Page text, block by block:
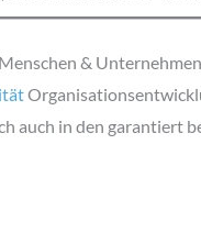
&
auch in den garantiert